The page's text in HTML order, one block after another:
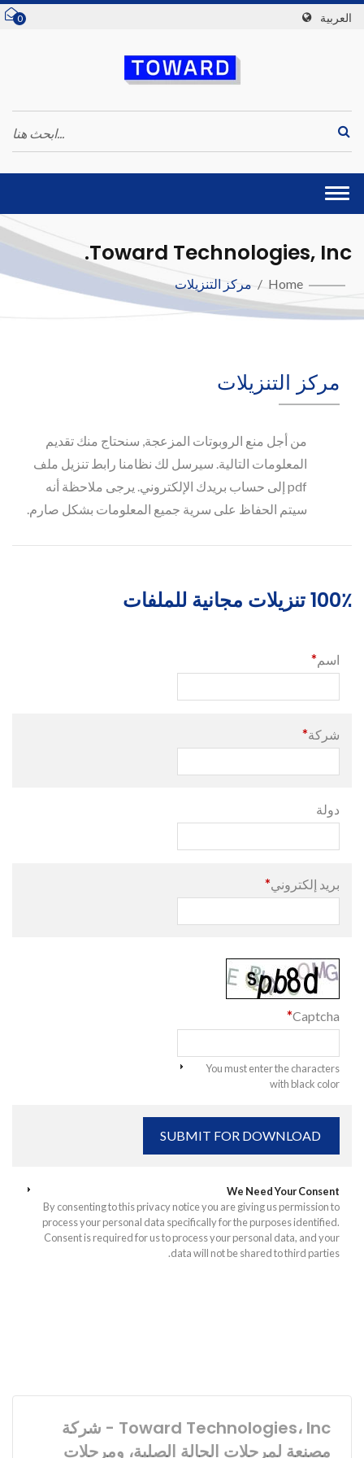
0 العربية
Toward Technologies, Inc.
Home
/ مركز التنزيلات
مركز التنزيلات
من أجل منع الروبوتات المزعجة, سنحتاج منك تقديم
المعلومات التالية. سيرسل لك نظامنا رابط تنزيل ملف
pdf إلى حساب بريدك الإلكتروني. يرجى ملاحظة أنه
سيتم الحفاظ على سرية جميع المعلومات بشكل صارم.
100٪ تنزيلات مجانية للملفات
اسم*
شركة*
دولة
بريد إلكتروني*
Captcha
*
You must enter the characters
with black color
We Need Your Consent
By consenting to this privacy notice you are giving us permission to
process your personal data specifically for the purposes identified.
Consent is required for us to process your personal data, and your
data will not be shared to third parties.
Toward Technologies، Inc - شركة
مصنعة لمرحلات الحالة الصلبة، ومرحلات